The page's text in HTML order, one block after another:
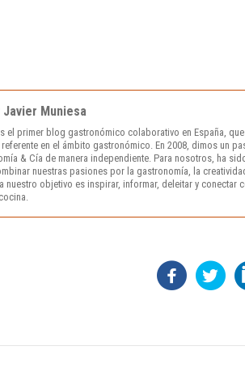
Javier Muniesa
el primer blog gastronómico colaborativo en España,
en el ámbito gastronómico. En 2008, dimos un
& Cía de manera independiente. Para nosotros, ha
nuestras pasiones por la gastronomía, la
nuestro objetivo es inspirar, informar, deleitar y conectar